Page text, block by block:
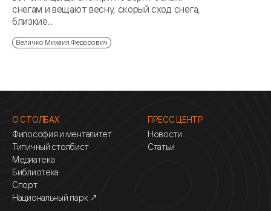
снегам и вещают весну, скорый сход снега,
близкие...
Величко Михаил Федорович
О СТОЛБАХ
Философия и менталитет
Типичный столбист
Медиатека
Библиотека
Спорт
Национальный парк ↗
ПРЕСС ЦЕНТР
Новости
Статьи